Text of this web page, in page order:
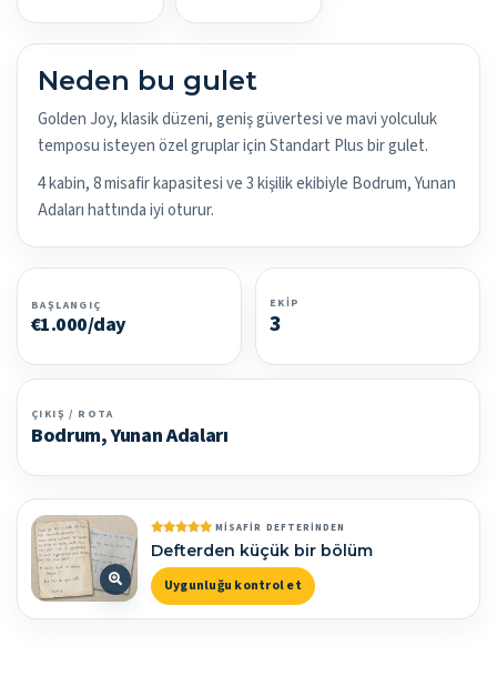
Neden bu gulet
Golden Joy, klasik düzeni, geniş güvertesi ve mavi yolculuk
temposu isteyen özel gruplar için Standart Plus bir gulet.
4 kabin, 8 misafir kapasitesi ve 3 kişilik ekibiyle Bodrum, Yunan
Adaları hattında iyi oturur.
BAŞLANGIÇ
€1.000/day
EKIP
3
ÇIKIŞ / ROTA
Bodrum, Yunan Adaları
MISAFIR DEFTERINDEN
Defterden küçük bir bölüm
Uygunluğu kontrol et